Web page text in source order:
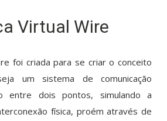
Virtual Wire
foi criada para se criar o conceito
um sistema de comunicação
entre dois pontos, simulando a
física, proém através de